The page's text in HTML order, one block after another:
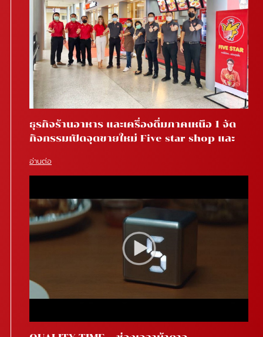
ธุรกิจร้านอาหาร และเครื่องดื่มภาคเหนือ 1 จัด
กิจกรรมเปิดจุดขายใหม่ Five star shop และ
อ่านต่อ